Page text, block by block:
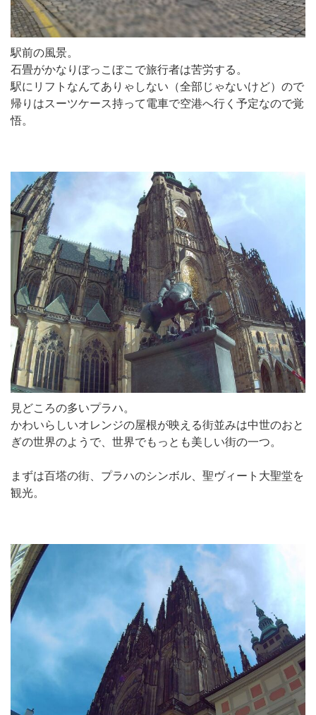
駅前の風景。
石畳がかなりぼっこぼこで旅行者は苦労する。
駅にリフトなんてありゃしない（全部じゃないけど）ので
帰りはスーツケース持って電車で空港へ行く予定なので覚
悟。
見どころの多いプラハ。
かわいらしいオレンジの屋根が映える街並みは中世のおと
ぎの世界のようで、世界でもっとも美しい街の一つ。
まずは百塔の街、プラハのシンボル、聖ヴィート大聖堂を
観光。